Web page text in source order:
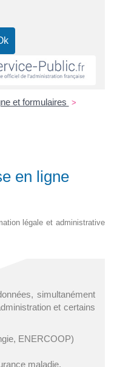
et formulaires >
en ligne
légale et administrative
simultanément
et certains
ENERCOOP)
maladie,